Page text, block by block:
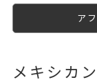
ア
メキシカ